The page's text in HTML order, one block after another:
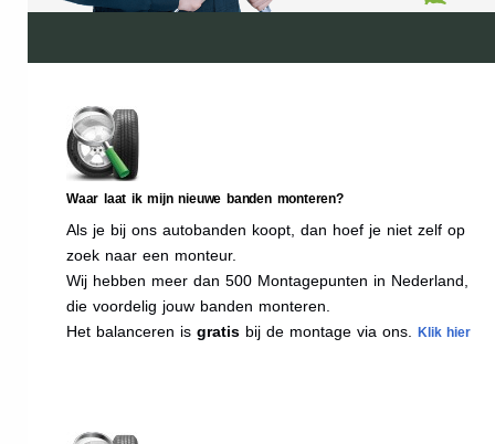
Waar laat ik mijn nieuwe banden monteren?
Als je bij ons autobanden koopt, dan hoef je niet zelf op
zoek naar een monteur.
Wij hebben meer dan 500 Montagepunten in Nederland,
die voordelig jouw banden monteren.
Het balanceren is gratis bij de montage via ons. Klik hier